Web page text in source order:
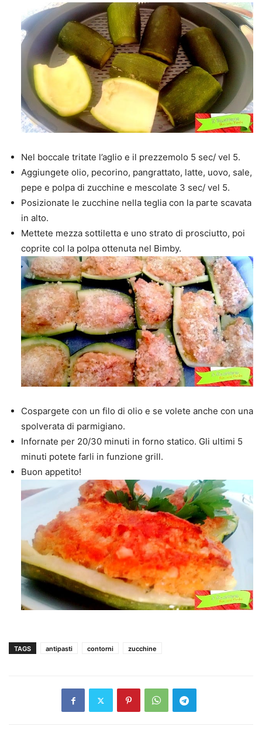
Nel boccale tritate l’aglio e il prezzemolo 5 sec/ vel 5.
Aggiungete olio, pecorino, pangrattato, latte, uovo, sale,
pepe e polpa di zucchine e mescolate 3 sec/ vel 5.
Posizionate le zucchine nella teglia con la parte scavata
in alto.
Mettete mezza sottiletta e uno strato di prosciutto, poi
coprite col la polpa ottenuta nel Bimby.
Cospargete con un filo di olio e se volete anche con una
spolverata di parmigiano.
Infornate per 20/30 minuti in forno statico. Gli ultimi 5
minuti potete farli in funzione grill.
Buon appetito!
TAGS antipasti contorni zucchine